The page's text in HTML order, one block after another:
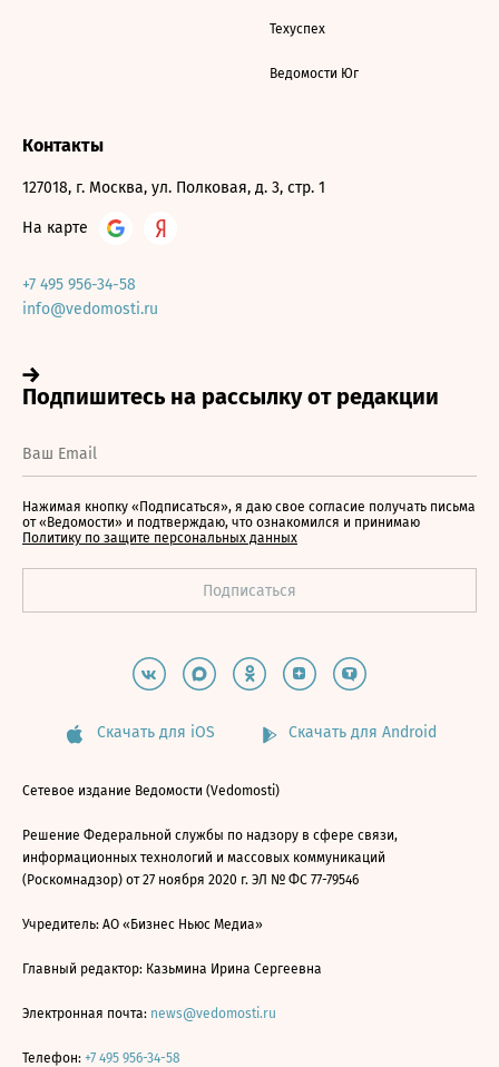
Техуспех
Ведомости Юг
Контакты
127018, г. Москва, ул. Полковая, д. 3, стр. 1
На карте
+7 495 956-34-58
info@vedomosti.ru
Нажимая кнопку «Подписаться», я даю свое согласие получать письма
от «Ведомости» и подтверждаю, что ознакомился и принимаю
Политику по защите персональных данных
Скачать для iOS Скачать для Android
Сетевое издание Ведомости (Vedomosti)
Решение Федеральной службы по надзору в сфере связи,
информационных технологий и массовых коммуникаций
(Роскомнадзор) от 27 ноября 2020 г. ЭЛ № ФС 77-79546
Учредитель: АО «Бизнес Ньюс Медиа»
Главный редактор: Казьмина Ирина Сергеевна
Электронная почта: news@vedomosti.ru
Телефон: +7 495 956-34-58